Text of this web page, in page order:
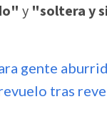
y "soltera y
gente
tras